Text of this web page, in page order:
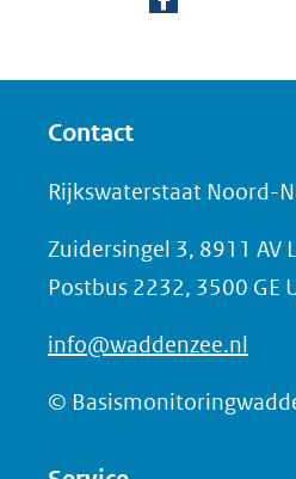
e
n
p
F
c
e
Contact
Rijkswaterstaat Noord-
Zuidersingel 3, 8911 AV
Postbus 2232, 3500 GE
info@waddenzee.nl
©